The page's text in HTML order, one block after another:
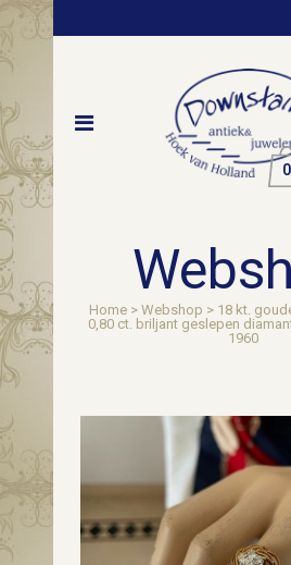
0
Home > Webshop > 18 kt.
0,80 ct. briljant geslepen
1960